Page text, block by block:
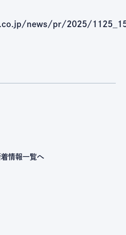
news/pr/2025/
情報一覧へ